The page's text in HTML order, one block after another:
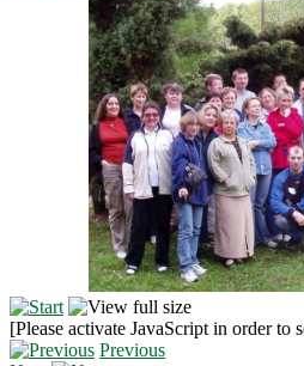
[Please activate JavaScript in order to
Previous